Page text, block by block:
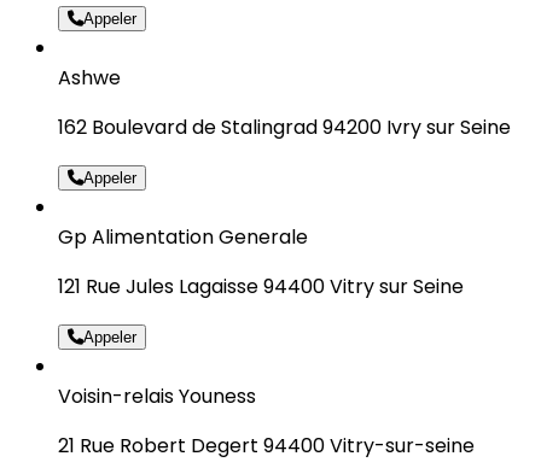
Appeler
Ashwe
162 Boulevard de Stalingrad 94200 Ivry sur Seine
Appeler
Gp Alimentation Generale
121 Rue Jules Lagaisse 94400 Vitry sur Seine
Appeler
Voisin-relais Youness
21 Rue Robert Degert 94400 Vitry-sur-seine